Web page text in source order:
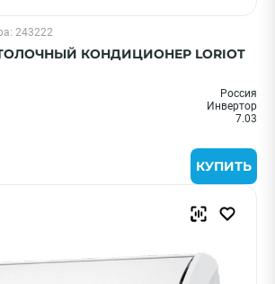
243222
КОНДИЦИОНЕР LORIOT
Россия
Инвертор
7.03
КУПИТЬ